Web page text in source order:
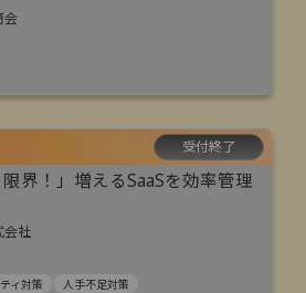
会
受付終了
限界！」増えるSaaSを効率管理
会社
ィ対策 人手不足対策